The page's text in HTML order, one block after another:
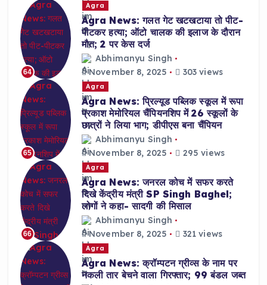
64
Agra
Agra News: गलत गेट खटखटाया तो पीट-
पीटकर हत्या; ऑटो चालक की इलाज के दौरान
मौत; 2 पर केस दर्ज
Abhimanyu Singh
November 8, 2025
303 views
65
Agra
Agra News: प्रिल्यूड पब्लिक स्कूल में रूपा
प्रकाश मेमोरियल चैंपियनशिप में 26 स्कूलों के
छात्रों ने लिया भाग; डीपीएस बना चैंपियन
Abhimanyu Singh
November 8, 2025
295 views
66
Agra
Agra News: जनरल कोच में सफर करते
दिखे केंद्रीय मंत्री SP Singh Baghel;
लोगों ने कहा- सादगी की मिसाल
Abhimanyu Singh
November 8, 2025
321 views
Agra
Agra News: क्रॉम्पटन ग्रीव्स के नाम पर
नकली तार बेचने वाला गिरफ्तार; 99 बंडल जब्त